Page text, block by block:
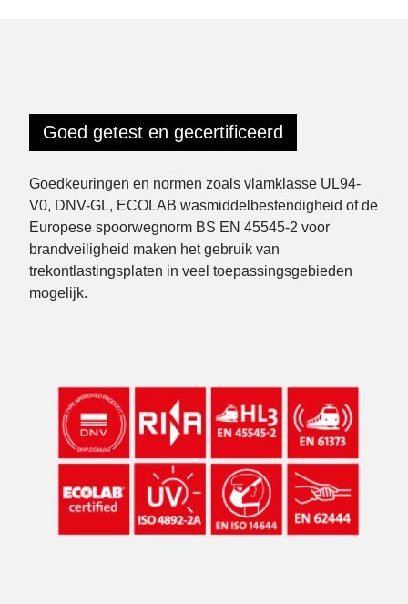
Goed getest en gecertificeerd
Goedkeuringen en normen zoals vlamklasse UL94-
V0, DNV-GL, ECOLAB wasmiddelbestendigheid of de
Europese spoorwegnorm BS EN 45545-2 voor
brandveiligheid maken het gebruik van
trekontlastingsplaten in veel toepassingsgebieden
mogelijk.